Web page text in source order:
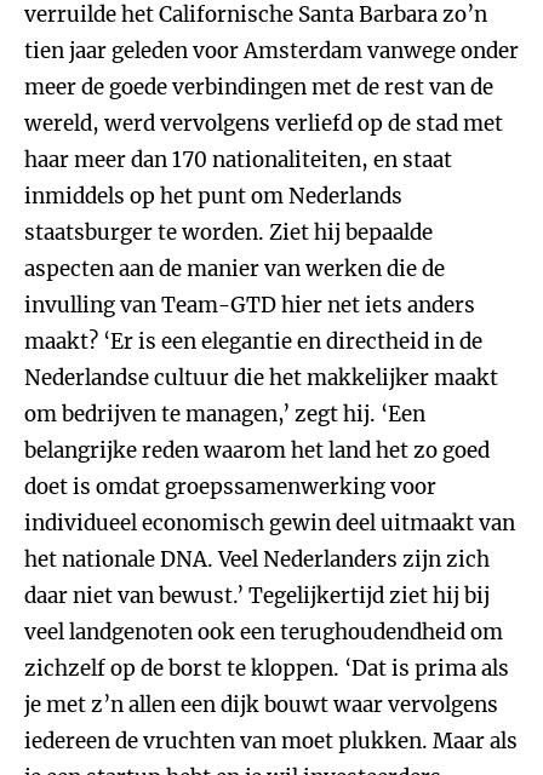
verruilde het Californische Santa Barbara zo’n
tien jaar geleden voor Amsterdam vanwege onder
meer de goede verbindingen met de rest van de
wereld, werd vervolgens verliefd op de stad met
haar meer dan 170 nationaliteiten, en staat
inmiddels op het punt om Nederlands
staatsburger te worden. Ziet hij bepaalde
aspecten aan de manier van werken die de
invulling van Team-GTD hier net iets anders
maakt? ‘Er is een elegantie en directheid in de
Nederlandse cultuur die het makkelijker maakt
om bedrijven te managen,’ zegt hij. ‘Een
belangrijke reden waarom het land het zo goed
doet is omdat groepssamenwerking voor
individueel economisch gewin deel uitmaakt van
het nationale DNA. Veel Nederlanders zijn zich
daar niet van bewust.’ Tegelijkertijd ziet hij bij
veel landgenoten ook een terughoudendheid om
zichzelf op de borst te kloppen. ‘Dat is prima als
je met z’n allen een dijk bouwt waar vervolgens
iedereen de vruchten van moet plukken. Maar als